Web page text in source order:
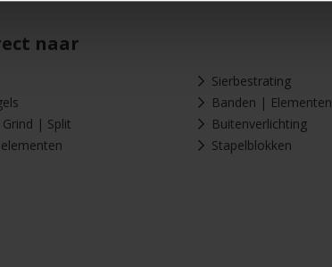
naar
Sierbestrating
Banden | Elementen
| Split
Buitenverlichting
Stapelblokken